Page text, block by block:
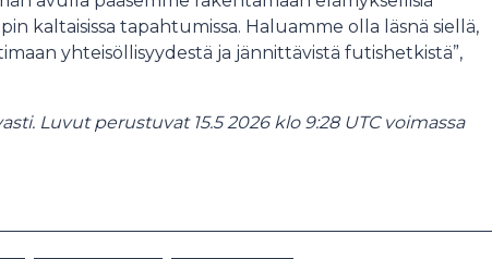
kaltaisissa tapahtumissa. Haluamme olla läsnä siellä,
yhteisöllisyydestä ja jännittävistä futishetkistä”,
Luvut perustuvat 15.5 2026 klo 9:28 UTC voimassa